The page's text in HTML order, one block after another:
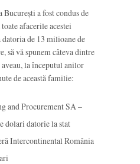
a fost condus de
afacerile acestei
de 13 milioane de
să vă spunem câteva dintre
la începutul anilor
de această familie:
and Procurement SA –
dolari datorie la stat
Intercontinental România